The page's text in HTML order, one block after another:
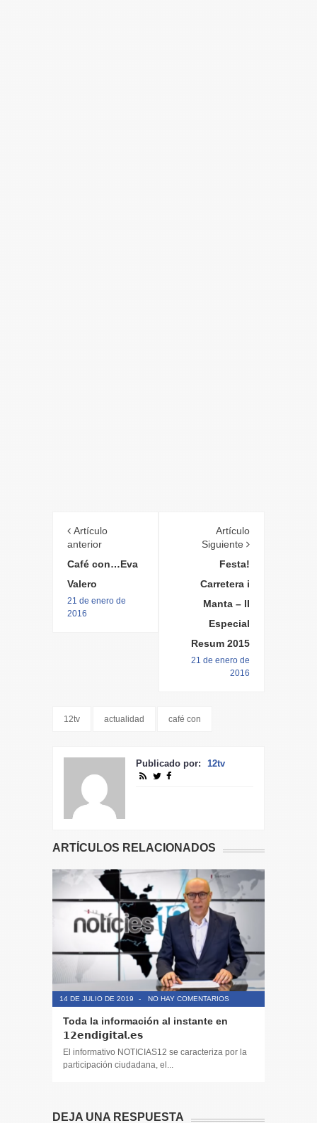
Artículo
anterior
Café con…Eva
Valero
21 de enero de
2016
Artículo
Siguiente
Festa!
Carretera i
Manta – II
Especial
Resum 2015
21 de enero de
2016
12tv actualidad café con
Publicado por: 12tv
ARTÍCULOS RELACIONADOS
14 DE JULIO DE 2019 - NO HAY COMENTARIOS
Toda la información al instante en
𝟭𝟮𝗲𝗻𝗱𝗶𝗴𝗶𝘁𝗮𝗹.𝗲𝘀
El informativo NOTICIAS12 se caracteriza por la
participación ciudadana, el...
DEJA UNA RESPUESTA